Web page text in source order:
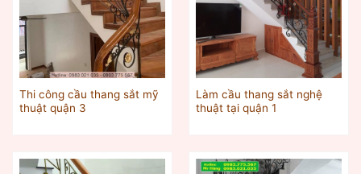
Thi công cầu thang sắt mỹ
thuật quận 3
Làm cầu thang sắt nghệ
thuật tại quận 1